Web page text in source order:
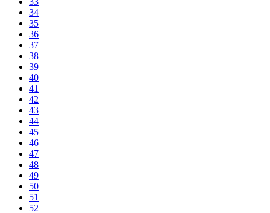
34
35
36
37
38
39
40
41
42
43
44
45
46
47
48
49
50
51
52